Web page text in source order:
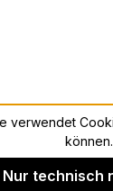
verwendet
können.
Nur technisch